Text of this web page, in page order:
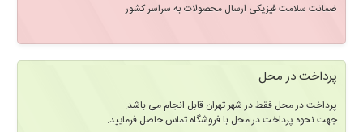
ضمانت سلامت فیزیکی ارسال محصولات به سراسر کشور
پرداخت در محل
پرداخت در محل فقط در شهر تهران قابل انجام می باشد.
جهت نحوه پرداخت در محل با فروشگاه تماس حاصل فرمایید.